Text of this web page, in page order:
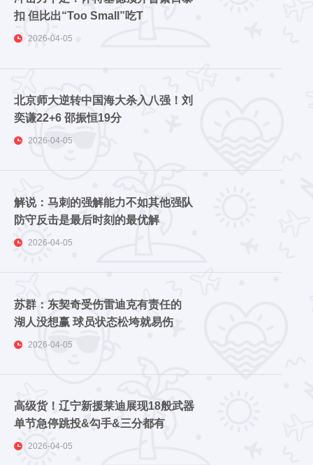
扣 但比出“Too Small”吃T
2026-04-05
北京师大逆转中国海大杀入八强！刘
奕谦22+6 邵振恒19分
2026-04-05
解说：马刺的强解能力不如其他强队
防守反击是最后时刻的最优解
2026-04-05
苏群：东契奇受伤雷迪克有责任的
湖人没想赢 球员状态松垮就易伤
2026-04-05
高级货！辽宁新援莱迪展现18般武器
单节急停跳投&勾手&三分都有
2026-04-05